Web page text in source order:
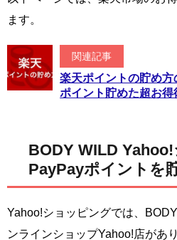
ます。
関連記事
楽天ポイントの貯め
ポイント貯めた超お得
BODY WILD Yahoo!
PayPayポイントを
Yahoo!ショッピングでは、
ンラインショップYahoo!店があ